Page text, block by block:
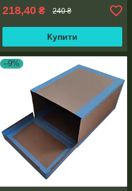
218,40 ₴ 240 ₴
Купити
–9%